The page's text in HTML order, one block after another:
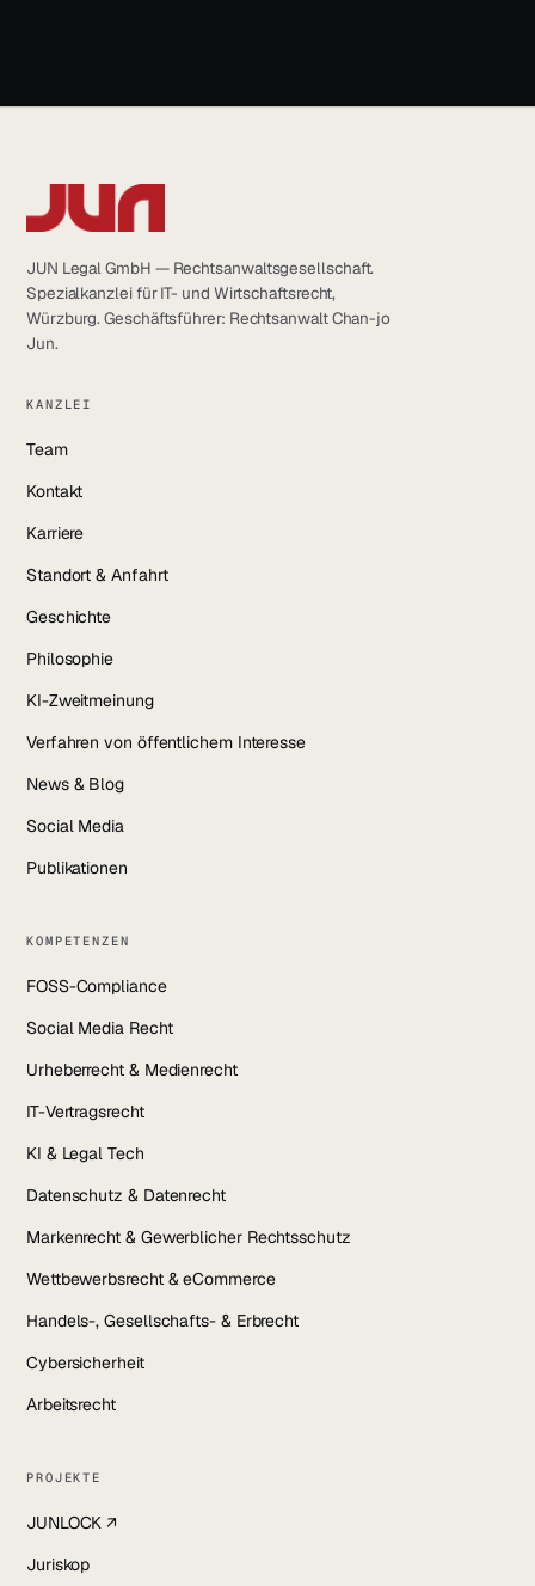
JUN Legal GmbH — Rechtsanwaltsgesellschaft.
Spezialkanzlei für IT- und Wirtschaftsrecht,
Würzburg. Geschäftsführer: Rechtsanwalt Chan-jo
Jun.
KANZLEI
Team
Kontakt
Karriere
Standort & Anfahrt
Geschichte
Philosophie
KI-Zweitmeinung
Verfahren von öffentlichem Interesse
News & Blog
Social Media
Publikationen
KOMPETENZEN
FOSS-Compliance
Social Media Recht
Urheberrecht & Medienrecht
IT-Vertragsrecht
KI & Legal Tech
Datenschutz & Datenrecht
Markenrecht & Gewerblicher Rechtsschutz
Wettbewerbsrecht & eCommerce
Handels-, Gesellschafts- & Erbrecht
Cybersicherheit
Arbeitsrecht
PROJEKTE
JUNLOCK ↗
Juriskop